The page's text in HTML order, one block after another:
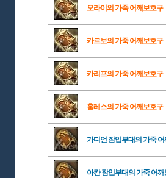
오라이의 가죽 어깨보호구
카르보의 가죽 어깨보호구
카리프의 가죽 어깨보호구
훌레스의 가죽 어깨보호구
가디언 잠입부대의 가죽
아칸 잠입부대의 가죽 어